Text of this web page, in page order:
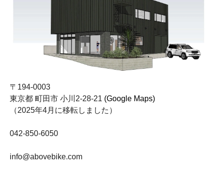
〒194-0003
東京都 町田市 小川2-28-21 (Google Maps)
（2025年4月に移転しました）
042-850-6050
info@abovebike.com